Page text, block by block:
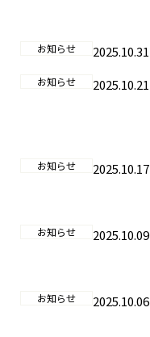
お知らせ 2025.10.31
お知らせ 2025.10.21
お知らせ 2025.10.17
お知らせ 2025.10.09
お知らせ 2025.10.06